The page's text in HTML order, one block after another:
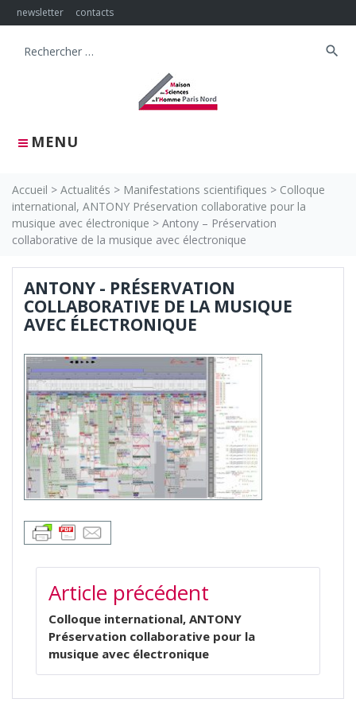
Skip
to
newsletter contacts
MENU
Search
search
Accueil > Actualités > Manifestations scientifiques > Colloque
international, ANTONY Préservation collaborative pour la
musique avec électronique > Antony – Préservation
collaborative de la musique avec électronique
ANTONY - PRÉSERVATION
COLLABORATIVE DE LA MUSIQUE
AVEC ÉLECTRONIQUE
NAVIGATION
DE
L’ARTICLE
Article précédent
Colloque international, ANTONY
Préservation collaborative pour la
musique avec électronique